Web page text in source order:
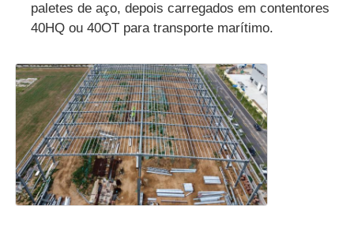
paletes de aço, depois carregados em contentores
40HQ ou 40OT para transporte marítimo.